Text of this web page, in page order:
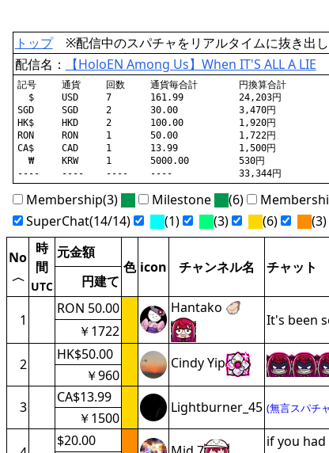
トップ※配信中のスパチャをリアルタイムに抜き出し
配信名：
【HoloEN Among Us】When IT'S ALL A LIE
記号	通貨	回数	通貨毎合計	円換算合計
  $	USD	7	161.99		24,203円
SGD	SGD	2	30.00		3,470円
HK$	HKD	2	100.00		1,920円
RON	RON	1	50.00		1,722円
CA$	CAD	1	13.99		1,500円
  ₩	KRW	1	5000.00		530円
Membership(3) Milestone (6)
SuperChat(14/14)
(1) (3) (6) (3)
No
〈
時
間
UTC
元金額
色 icon チャンネル名
チャット
円建て
1
RON 50.00 Hantako 🦪
It's been
￥1722
2
HK$50.00
Cindy Yip
￥960
3
CA$13.99
Lightburner_45 (無言スパチ
￥1500
$20.00 if you